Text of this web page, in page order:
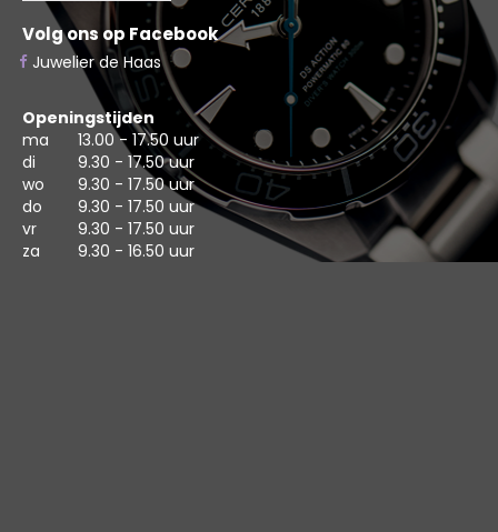
Volg ons op Facebook
Juwelier de Haas
Openingstijden
ma
13.00 - 17.50 uur
di
9.30 - 17.50 uur
wo
9.30 - 17.50 uur
do
9.30 - 17.50 uur
vr
9.30 - 17.50 uur
za
9.30 - 16.50 uur